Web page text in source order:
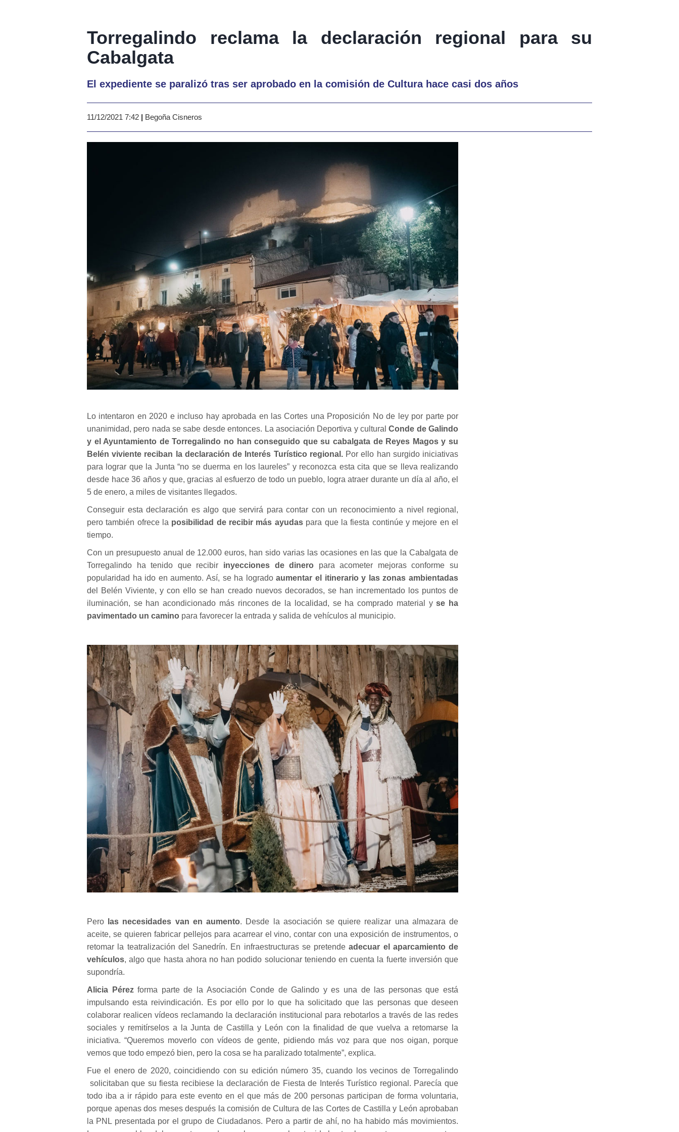
Torregalindo reclama la declaración regional para su
Cabalgata
El expediente se paralizó tras ser aprobado en la comisión de Cultura hace casi dos años
11/12/2021 7:42 | Begoña Cisneros
Lo intentaron en 2020 e incluso hay aprobada en las Cortes una Proposición No de ley por parte por
unanimidad, pero nada se sabe desde entonces. La asociación Deportiva y culturalConde de Galindo
y el Ayuntamiento de Torregalindo no han conseguido que su cabalgata de Reyes Magos y su
Belén viviente reciban la declaración de Interés Turístico regional.Por ello han surgido iniciativas
para lograr que la Junta “no se duerma en los laureles” y reconozca esta cita que se lleva realizando
desde hace 36 años y que, gracias al esfuerzo de todo un pueblo, logra atraer durante un día al año, el
5 de enero, a miles de visitantes llegados.
Conseguir esta declaración es algo que servirá para contar con un reconocimiento a nivel regional,
pero también ofrece la posibilidad de recibir más ayudas para que la fiesta continúe y mejore en el
tiempo.
Con un presupuesto anual de 12.000 euros, han sido varias las ocasiones en las que la Cabalgata de
Torregalindo ha tenido que recibir inyecciones de dinero para acometer mejoras conforme su
popularidad ha ido en aumento. Así, se ha logradoaumentar el itinerario y las zonas ambientadas
del Belén Viviente, y con ello se han creado nuevos decorados, se han incrementado los puntos de
iluminación, se han acondicionado más rincones de la localidad, se ha comprado material yse ha
pavimentado un camino para favorecer la entrada y salida de vehículos al municipio.
Pero las necesidades van en aumento. Desde la asociación se quiere realizar una almazara de
aceite, se quieren fabricar pellejos para acarrear el vino, contar con una exposición de instrumentos, o
retomar la teatralización del Sanedrín. En infraestructuras se pretende adecuar el aparcamiento de
vehículos, algo que hasta ahora no han podido solucionar teniendo en cuenta la fuerte inversión que
supondría.
Alicia Pérezforma parte de la Asociación Conde de Galindo y es una de las personas que está
impulsando esta reivindicación. Es por ello por lo que ha solicitado que las personas que deseen
colaborar realicen vídeos reclamando la declaración institucional para rebotarlos a través de las redes
sociales y remitírselos a la Junta de Castilla y León con la finalidad de que vuelva a retomarse la
iniciativa. “Queremos moverlo con vídeos de gente, pidiendo más voz para que nos oigan, porque
vemos que todo empezó bien, pero la cosa se ha paralizado totalmente”, explica.
Fue el enero de 2020, coincidiendo con su edición número 35, cuando los vecinos de Torregalindo
solicitaban que su fiesta recibiese la declaración de Fiesta de Interés Turístico regional. Parecía que
todo iba a ir rápido para este evento en el que más de 200 personas participan de forma voluntaria,
porque apenas dos meses después la comisión de Cultura de las Cortes de Castilla y León aprobaban
la PNL presentada por el grupo de Ciudadanos. Pero a partir de ahí, no ha habido más movimientos.